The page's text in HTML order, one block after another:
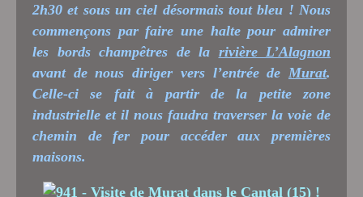
2h30 et sous un ciel désormais tout bleu ! Nous
commençons par faire une halte pour admirer
les bords champêtres de la rivière L’Alagnon
avant de nous diriger vers l’entrée de Murat.
Celle-ci se fait à partir de la petite zone
industrielle et il nous faudra traverser la voie de
chemin de fer pour accéder aux premières
maisons.